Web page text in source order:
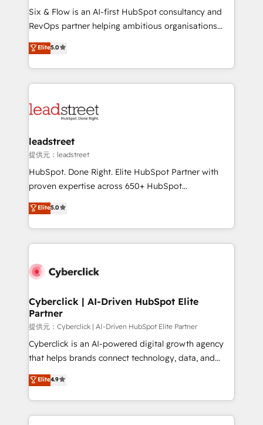
improvement & construction, branding and
commercialization, real estate, health, education,
SaaS, Software Dev & IT and consulting, make the
most out of their HubSpot experience operating in
Six & Flow is an AI-first HubSpot consultancy and
RevOps partner helping ambitious organisations
grow with clarity, confidence, and intelligence.
Operating across the UK, Netherlands, Ireland, and
Canada, we’ve delivered thousands of successful
HubSpot projects for mid-market and enterprise
combine HubSpot, data, and AI to design connected
and technology for predictable, scalable revenue
growth. Our expertise spans RevOps, CRM and data
architecture, AI enablement, and strategic marketing,
delivered through our proprietary FLAIR framework
Partner and ISO 27001:2022 certified consultancy,
we blend strategy, creativity, and technology to help
Elite5.0
leadstreet
提供元：leadstreet
HubSpot. Done Right. Elite HubSpot Partner with
proven expertise across 650+ HubSpot
implementations. With 12+ years of HubSpot
experience, we help you use the HubSpot platform
to its fullest capacity, improve your current HubSpot
website, or build your new one.
Elite5.0
Cyberclick | AI-Driven HubSpot Elite
Partner
提供元：Cyberclick | AI-Driven HubSpot Elite Partner
Cyberclick is an AI-powered digital growth agency
that helps brands connect technology, data, and
creativity to achieve measurable results. Founded in
Barcelona and operating across Spain, LATAM, and
the UK, we support global companies in building
smarter marketing, sales, and customer success
Elite4.9